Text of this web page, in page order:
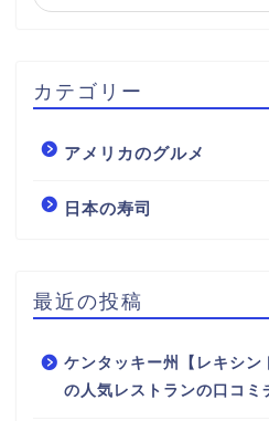
カテゴリー
アメリカのグルメ
日本の寿司
最近の投稿
ケンタッキー州【レキシ
の人気レストランの口コミ